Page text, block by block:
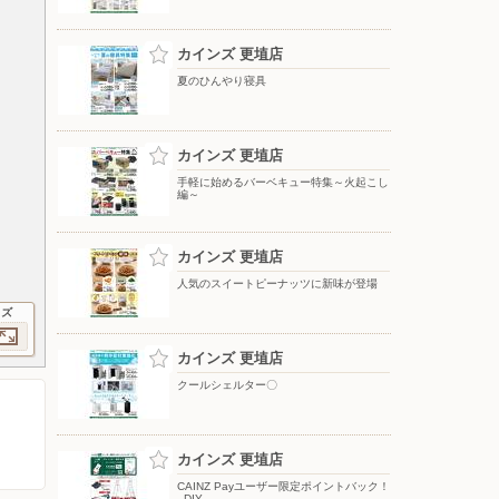
カインズ 更埴店
夏のひんやり寝具
カインズ 更埴店
手軽に始めるバーベキュー特集～火起こし
編～
カインズ 更埴店
人気のスイートピーナッツに新味が登場
カインズ 更埴店
クールシェルター〇
カインズ 更埴店
CAINZ Payユーザー限定ポイントバック！